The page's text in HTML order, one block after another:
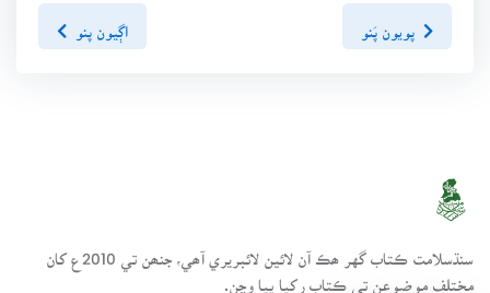
پويون پَنو اڳيون پنو
سنڌسلامت ڪتاب گهر ھڪ آن لائين لائبريري آھي، جنھن تي 2010ع کان
مختلف موضوعن تي ڪتاب رکيا پيا وڃن.